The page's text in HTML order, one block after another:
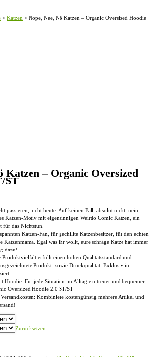
> Katzen > Nope, Nee, Nö Katzen – Organic Oversized Hoodie
Katzen – Organic Oversized
ST
passieren, nicht heute. Auf keinen Fall, absolut nicht, nein,
Katzen-Motiv mit eigensinnigen Weirdo Comic Katzen, ein
für das Nichtstun.
Katzen-Fan, für gechillte Katzenbesitzer, für den echten
Katzenmama. Egal was ihr wollt, eure schräge Katze hat immer
dazu!
Produktvielfalt erfüllt einen hohen Qualitätsstandard und
Produkt- sowie Druckqualität. Exklusiv in
Hoodie. Für jede Situation im Alltag ein treuer und bequemer
Oversized Hoodie 2.0 ST/ST
Kombiniere kostengünstig mehrere Artikel und
Zurücksetzen